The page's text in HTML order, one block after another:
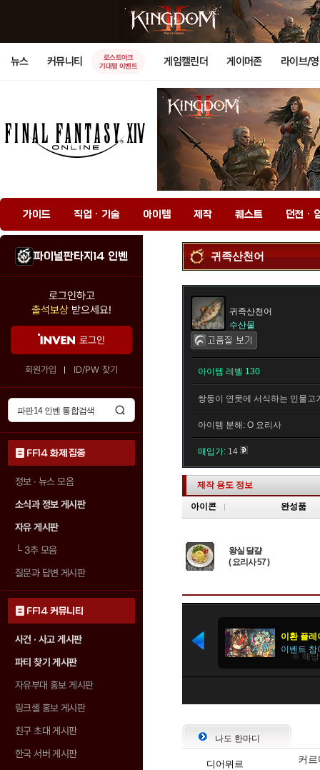
뉴스 커뮤니티
로스트아크
기대평 이벤트
게임캘린더 게이머존 라이브/
가이드 직업 · 기술 아이템 제작 퀘스트 던전 ·
파이널판타지14 인벤
로그인하고
출석보상 받으세요!
로그인
회원가입 ID/PW 찾기
FF14 화제 집중
정보 · 뉴스 모음
소식과 정보 게시판
자유 게시판
└3추 모음
질문과 답변 게시판
FF14 커뮤니티
사건 · 사고 게시판
파티 찾기 게시판
자유부대 홍보 게시판
링크셸 홍보 게시판
친구 초대 게시판
한국 서버 게시판
귀족산천어
귀족산천어
수산물
아이템 레벨 130
쌍둥이 연못에 서식하는 민물고
아이템 분해: O 요리사
매입가: 14
제작 용도 정보
아이콘 완성품
왕실 달걀
( 요리사 57 )
나도 한마디
디어뮈르 커